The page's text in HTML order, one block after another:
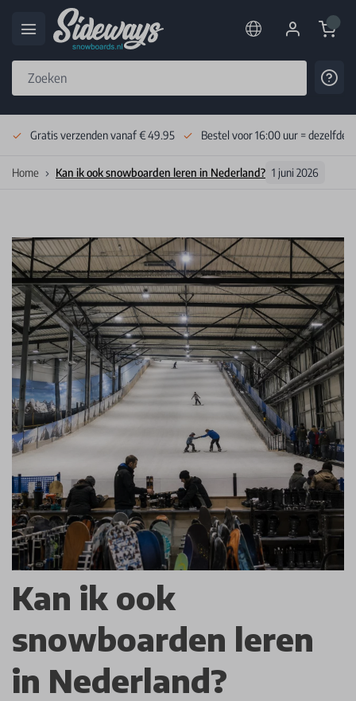
Cart
Gratis verzenden vanaf € 49.95 Bestel voor 16:00 uur = dezelfde
Home Kan ik ook snowboarden leren in Nederland? 1 juni 2026
Kan ik ook
snowboarden leren
in Nederland?